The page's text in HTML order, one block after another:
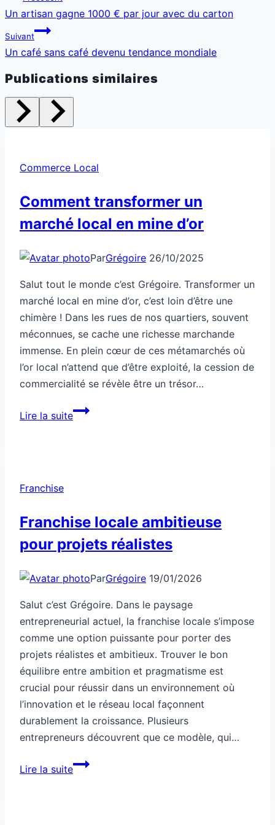
de
l’article
Un artisan gagne 1000 € par jour avec du carton
Suivant
Un café sans café devenu tendance mondiale
Publications similaires
Commerce Local
Comment transformer un
marché local en mine d’or
ParGrégoire 26/10/2025
Salut tout le monde c’est Grégoire. Transformer un
marché local en mine d’or, c’est loin d’être une
chimère ! Dans les rues de nos quartiers, souvent
méconnues, se cache une richesse marchande
immense. En plein cœur de ces métamarchés où
l’or local n’attend que d’être exploité, la cession de
commercialité se révèle être un trésor…
Lire la suiteComment
d’or
Franchise
Franchise locale ambitieuse
pour projets réalistes
ParGrégoire 19/01/2026
Salut c’est Grégoire. Dans le paysage
entrepreneurial actuel, la franchise locale s’impose
comme une option puissante pour porter des
projets réalistes et ambitieux. Trouver le bon
équilibre entre ambition et pragmatisme est
crucial pour réussir dans un environnement où
l’innovation et le réseau local façonnent
durablement la croissance. Plusieurs
entrepreneurs découvrent que ce modèle, qui…
Lire la suiteFranchise